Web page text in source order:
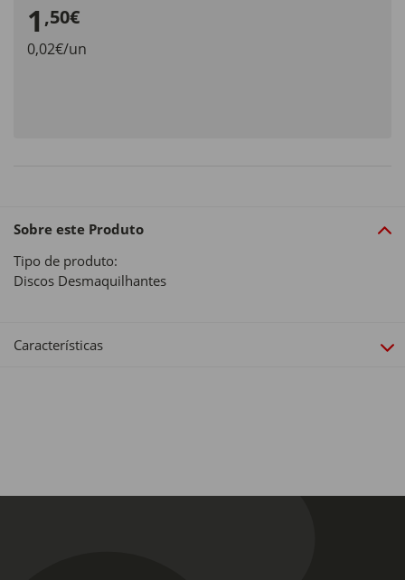
1 ,50€
0,02€/un
Sobre este Produto
Tipo de produto:
Discos Desmaquilhantes
Características